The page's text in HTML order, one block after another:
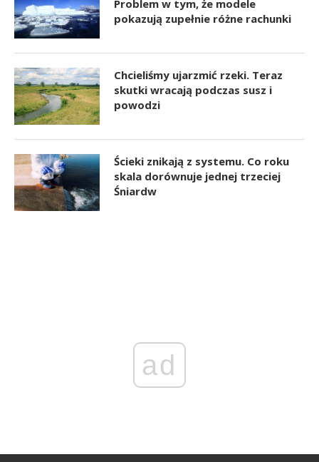
Problem w tym, że modele
pokazują zupełnie różne rachunki
Chcieliśmy ujarzmić rzeki. Teraz
skutki wracają podczas susz i
powodzi
Ścieki znikają z systemu. Co roku
skala dorównuje jednej trzeciej
Śniardw
ad